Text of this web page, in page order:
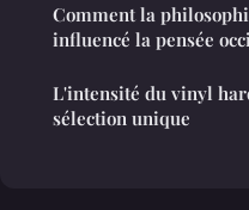
Comment la
influencé la pensée
L'intensité du vinyl
sélection unique